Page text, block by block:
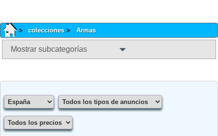
colecciones Armas
Mostrar subcategorías